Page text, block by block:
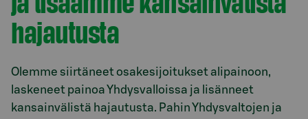
hajautusta
Olemme siirtäneet osakesijoitukset alipainoon,
laskeneet painoa Yhdysvalloissa ja lisänneet
kansainvälistä hajautusta. Pahin Yhdysvaltojen ja